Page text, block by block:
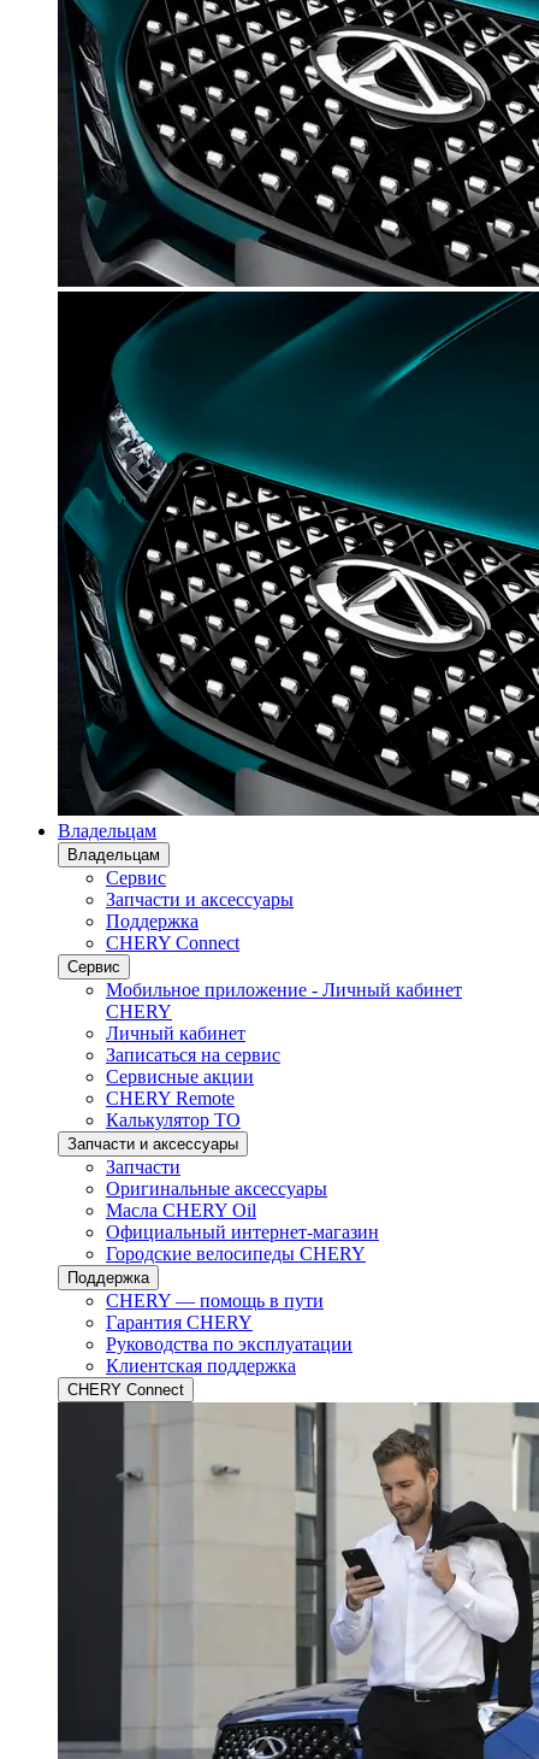
Владельцам
Владельцам
Сервис
Запчасти и аксессуары
Поддержка
CHERY Connect
Сервис
Мобильное приложение - Личный кабинет
CHERY
Личный кабинет
Записаться на сервис
Сервисные акции
CHERY Remote
Калькулятор ТО
Запчасти и аксессуары
Запчасти
Оригинальные аксессуары
Масла CHERY Oil
Официальный интернет-магазин
Городские велосипеды CHERY
Поддержка
CHERY — помощь в пути
Гарантия CHERY
Руководства по эксплуатации
Клиентская поддержка
CHERY Connect